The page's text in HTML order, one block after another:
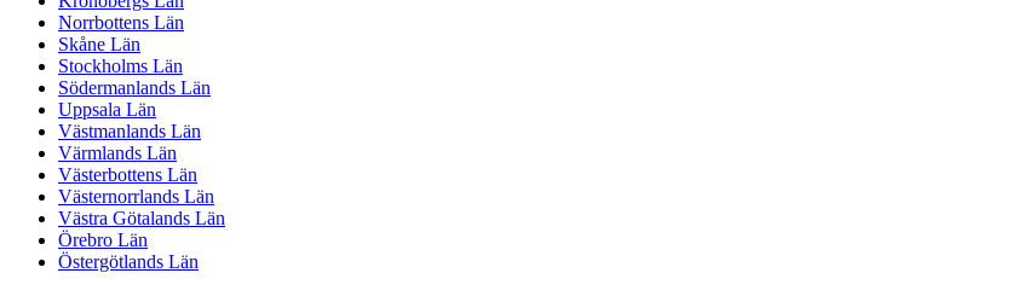
Norrbottens Län
Skåne Län
Stockholms Län
Södermanlands Län
Uppsala Län
Västmanlands Län
Värmlands Län
Västerbottens Län
Västernorrlands Län
Västra Götalands Län
Örebro Län
Östergötlands Län